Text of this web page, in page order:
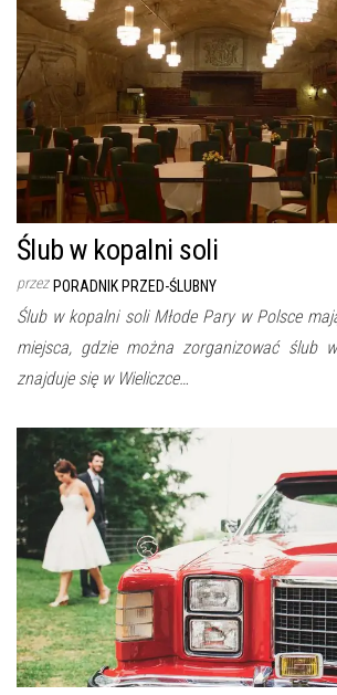
Ślub w kopalni soli
przez PORADNIK PRZED-ŚLUBNY
Ślub w kopalni soli Młode Pary w Polsce
miejsca, gdzie można zorganizować ślub
znajduje się w Wieliczce…